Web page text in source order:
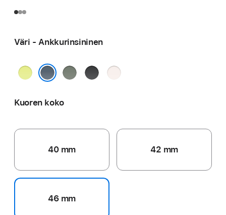
Väri - Ankkurinsininen
NeonkeltainenVihreänharmaa
MustaPunan­
Kuoren koko
40 mm 42 mm
46 mm